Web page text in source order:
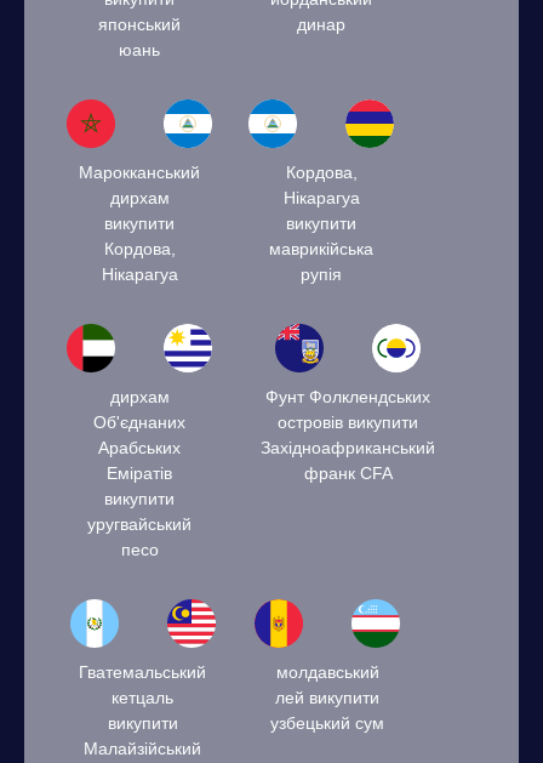
японський
юань
динар
Марокканський
дирхам
викупити
Кордова,
Нікарагуа
Кордова,
Нікарагуа
викупити
маврикійська
рупія
дирхам
Об'єднаних
Арабських
Еміратів
викупити
уругвайський
песо
Фунт Фолклендських
островів викупити
Західноафриканський
франк CFA
Гватемальський
кетцаль
викупити
Малайзійський
молдавський
лей викупити
узбецький сум